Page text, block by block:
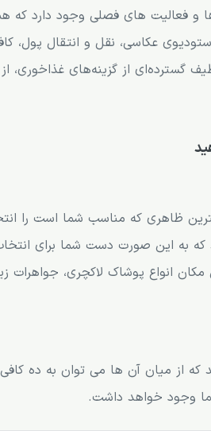
و فعالیت های فصلی وجود دارد که
عکاسی، نقل و انتقال پول،
ظاهری که مناسب شما است را
به این صورت دست شما برای
انواع پوشاک لاکچری، جواهرات
وجود خواهد داشت.